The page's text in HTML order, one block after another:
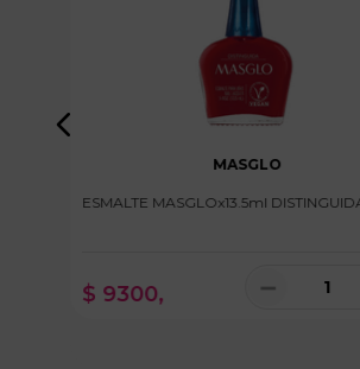
MASGLO
ESMALTE MASGLOx13.5ml DISTINGUIDA
$ 9300, －